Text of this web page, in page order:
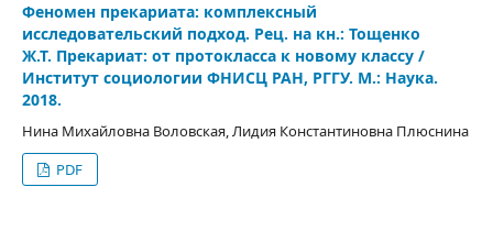
Феномен прекариата: комплексный
исследовательский подход. Рец. на кн.: Тощенко
Ж.Т. Прекариат: от протокласса к новому классу /
Институт социологии ФНИСЦ РАН, РГГУ. М.: Наука.
2018.
Нина Михайловна Воловская, Лидия Константиновна Плюснина
PDF